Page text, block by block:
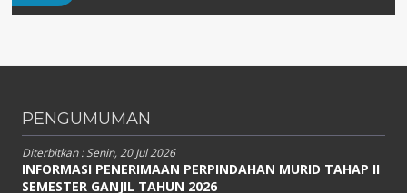
PENGUMUMAN
Diterbitkan :Senin, 20 Jul 2026
INFORMASI PENERIMAAN PERPINDAHAN MURID TAHAP II
SEMESTER GANJIL TAHUN 2026